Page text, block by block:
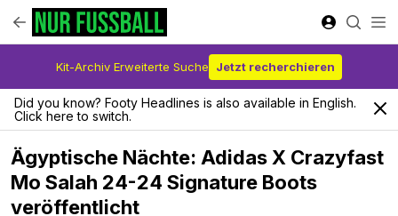
Kit-Archiv Erweiterte Suche Jetzt recherchieren
Did you know? Footy Headlines is also available in English.
Click here to switch.
Ägyptische Nächte: Adidas X Crazyfast
Mo Salah 24-24 Signature Boots
veröffentlicht